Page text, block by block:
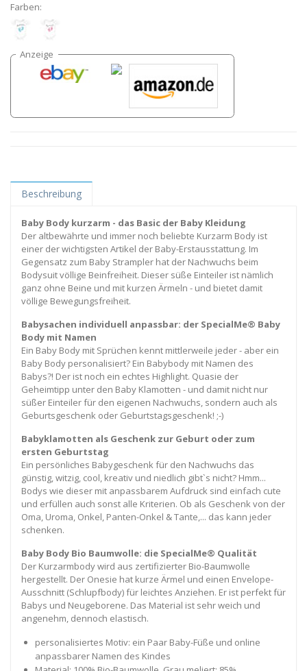
Farben:
Beschreibung
Baby Body kurzarm - das Basic der Baby Kleidung
Der altbewährte und immer noch beliebte Kurzarm Body ist
einer der wichtigsten Artikel der Baby-Erstausstattung. Im
Gegensatz zum Baby Strampler hat der Nachwuchs beim
Bodysuit völlige Beinfreiheit. Dieser süße Einteiler ist nämlich
ganz ohne Beine und mit kurzen Ärmeln - und bietet damit
völlige Bewegungsfreiheit.
Babysachen individuell anpassbar: der SpecialMe® Baby
Body mit Namen
Ein Baby Body mit Sprüchen kennt mittlerweile jeder - aber ein
Baby Body personalisiert? Ein Babybody mit Namen des
Babys?! Der ist noch ein echtes Highlight. Quasie der
Geheimtipp unter den Baby Klamotten - und damit nicht nur
süßer Einteiler für den eigenen Nachwuchs, sondern auch als
Geburtsgeschenk oder Geburtstagsgeschenk! ;-)
Babyklamotten als Geschenk zur Geburt oder zum
ersten Geburtstag
Ein persönliches Babygeschenk für den Nachwuchs das
günstig, witzig, cool, kreativ und niedlich gibt`s nicht? Hmm...
Bodys wie dieser mit anpassbarem Aufdruck sind einfach cute
und erfüllen auch sonst alle Kriterien. Ob als Geschenk von der
Oma, Uroma, Onkel, Panten-Onkel & Tante,... das kann jeder
schenken.
Baby Body Bio Baumwolle: die SpecialMe® Qualität
Der Kurzarmbody wird aus zertifizierter Bio-Baumwolle
hergestellt. Der Onesie hat kurze Ärmel und einen Envelope-
Ausschnitt (Schlupfbody) für leichtes Anziehen. Er ist perfekt für
Babys und Neugeborene. Das Material ist sehr weich und
angenehm, dennoch elastisch.
personalisiertes Motiv: ein Paar Baby-Füße und online
anpassbarer Namen des Kindes